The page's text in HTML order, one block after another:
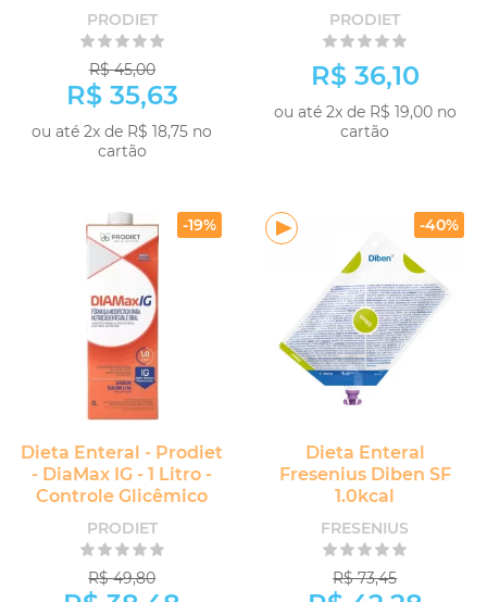
PRODIET
R$ 45,00
R$ 35,63
ou até 2x de R$ 18,75 no
cartão
PRODIET
R$ 36,10
ou até 2x de R$ 19,00 no
cartão
-19%
Dieta Enteral - Prodiet
- DiaMax IG - 1 Litro -
Controle Glicêmico
PRODIET
R$ 49,80
-40%
Dieta Enteral
Fresenius Diben SF
1.0kcal
FRESENIUS
R$ 73,45